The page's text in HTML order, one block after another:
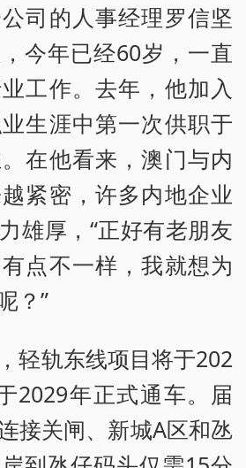
司的人事经理罗信坚
今年已经60岁，一直
工作。去年，他加入
生涯中第一次供职于
在他看来，澳门与内
紧密，许多内地企业
雄厚，“正好有老朋友
点不一样，我就想为
？”
轻轨东线项目将于202
2029年正式通车。届
接关闸、新城A区和氹